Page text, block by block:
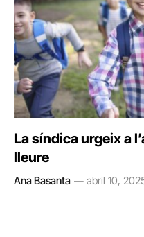
La síndica urgeix a
lleure
Ana Basanta abril 10,